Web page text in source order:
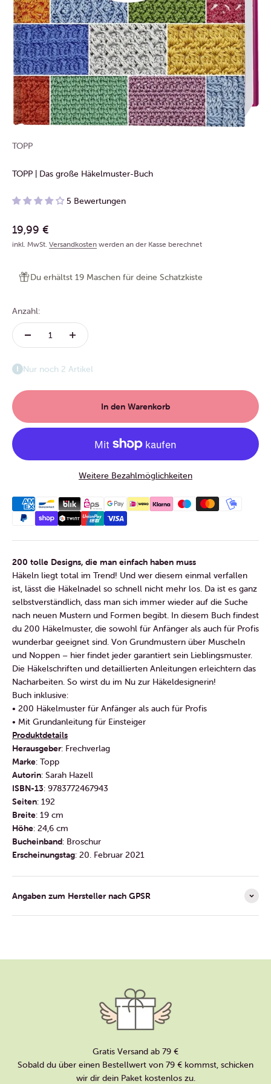
TOPP
TOPP | Das große Häkelmuster-Buch
5 Bewertungen
Angebot
19,99 €
inkl. MwSt. Versandkosten werden an der Kasse berechnet
Du erhältst 19 Maschen für deine Schatzkiste
Anzahl:
Nur noch 2 Artikel
In den Warenkorb
Weitere Bezahlmöglichkeiten
200 tolle Designs, die man einfach haben muss
Häkeln liegt total im Trend! Und wer diesem einmal verfallen
ist, lässt die Häkelnadel so schnell nicht mehr los. Da ist es ganz
selbstverständlich, dass man sich immer wieder auf die Suche
nach neuen Mustern und Formen begibt. In diesem Buch findest
du 200 Häkelmuster, die sowohl für Anfänger als auch für Profis
wunderbar geeignet sind. Von Grundmustern über Muscheln
und Noppen – hier findet jeder garantiert sein Lieblingsmuster.
Die Häkelschriften und detaillierten Anleitungen erleichtern das
Nacharbeiten. So wirst du im Nu zur Häkeldesignerin!
Buch inklusive:
• 200 Häkelmuster für Anfänger als auch für Profis
• Mit Grundanleitung für Einsteiger
Produktdetails
Herausgeber: Frechverlag
Marke: Topp
Autorin: Sarah Hazell
ISBN-13: 9783772467943
Seiten: 192
Breite: 19 cm
Höhe: 24,6 cm
Bucheinband: Broschur
Erscheinungstag: 20. Februar 2021
Angaben zum Hersteller nach GPSR
Gratis Versand ab 79 €
Sobald du über einen Bestellwert von 79 € kommst, schicken
wir dir dein Paket kostenlos zu.